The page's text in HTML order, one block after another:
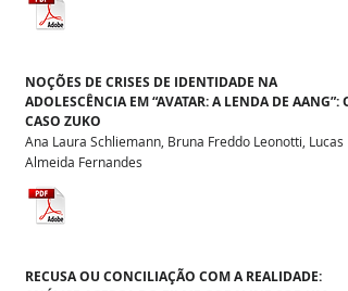
Ana Laura Schliemann, Bruna Freddo Leonotti, Lucas
Almeida Fernandes
NOÇÕES DE CRISES DE IDENTIDADE NA
ADOLESCÊNCIA EM “AVATAR: A LENDA DE AANG”: O
CASO ZUKO
RECUSA OU CONCILIAÇÃO COM A REALIDADE: